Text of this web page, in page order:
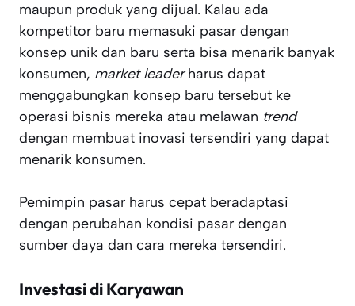
maupun produk yang dijual. Kalau ada
kompetitor baru memasuki pasar dengan
konsep unik dan baru serta bisa menarik banyak
konsumen, market leaderharus dapat
menggabungkan konsep baru tersebut ke
operasi bisnis mereka atau melawan trend
dengan membuat inovasi tersendiri yang dapat
menarik konsumen.
Pemimpin pasar harus cepat beradaptasi
dengan perubahan kondisi pasar dengan
sumber daya dan cara mereka tersendiri.
Investasi di Karyawan